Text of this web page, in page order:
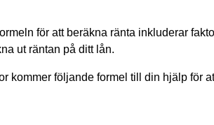
för att beräkna ränta inkluderar
ut räntan på ditt lån.
kommer följande formel till din hjälp för